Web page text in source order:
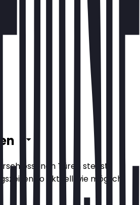
Türen stehst,
so aktuell wie möglich.